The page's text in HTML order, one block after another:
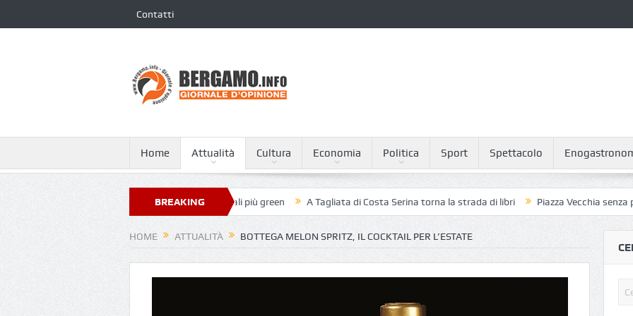
Contatti
Home Attualità Cultura Economia Politica Sport Spettacolo
BREAKING
NEWS
XXIII nella classifica dei 250 ospedali più green A Tagliata di Costa Serina torna la strada di libri Piazza Vecchia senza piccioni:
HOME ATTUALITÀ BOTTEGA MELON SPRITZ, IL COCKTAIL PER L’ESTATE